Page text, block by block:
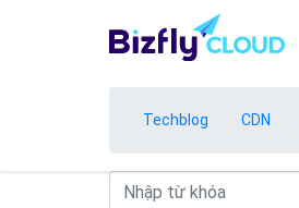
Techblog CDN